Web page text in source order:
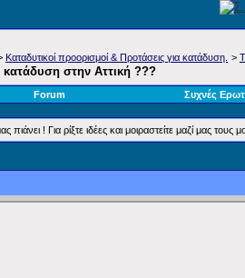
Καταδυτικοί προορισμοί & Προτάσεις για κατάδυση. >
κατάδυση στην Αττική ???
Forum Συχνές
! Για ρίξτε ιδέες και μοιραστείτε μαζί μας